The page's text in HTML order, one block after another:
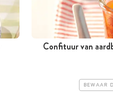
Confituur van
BEWAAR